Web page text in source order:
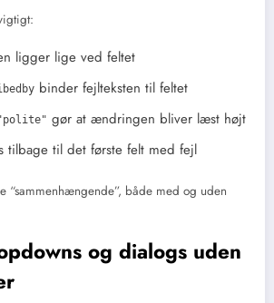
ligger lige ved feltet
binder fejlteksten til feltet
gør at ændringen bliver læst højt
tilbage til det første felt med fejl
“sammenhængende”, både med og uden
og dialogs uden